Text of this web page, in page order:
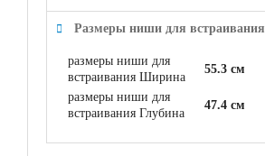
Размеры ниши для встраивания
размеры ниши для
встраивания Ширина
55.3 см
размеры ниши для
встраивания Глубина
47.4 см